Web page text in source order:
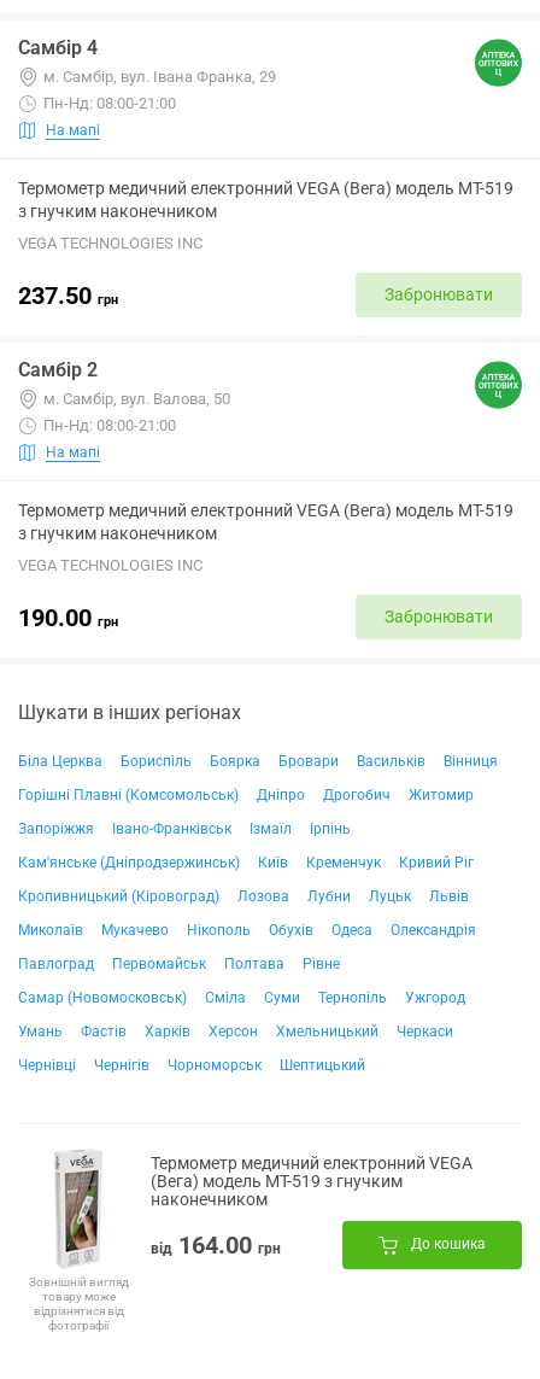
Самбір 4
м. Самбір, вул. Івана Франка, 29
Пн-Нд: 08:00-21:00
На мапі
Термометр медичний електронний VEGA (Вега) модель МТ-519
з гнучким наконечником
VEGA TECHNOLOGIES INC
237.50 грн Забронювати
Самбір 2
м. Самбір, вул. Валова, 50
Пн-Нд: 08:00-21:00
На мапі
Термометр медичний електронний VEGA (Вега) модель МТ-519
з гнучким наконечником
VEGA TECHNOLOGIES INC
190.00 грн Забронювати
Шукати в інших регіонах
Біла Церква Бориспіль Боярка Бровари Васильків
Вінниця
Горішні Плавні (Комсомольськ)
Дніпро Дрогобич
Житомир
Запоріжжя
Івано-Франківськ Ізмаїл
Ірпінь
Кам'янське (Дніпродзержинськ)
Київ Кременчук
Кривий Ріг
Кропивницький (Кіровоград)
Лозова Лубни Луцьк
Львів
Миколаїв
Мукачево Нікополь Обухів Одеса
Олександрія
Павлоград
Первомайськ Полтава
Рівне
Самар (Новомосковськ)
Сміла Суми Тернопіль
Ужгород
Умань
Фастів Харків Херсон Хмельницький
Черкаси
Чернівці
Чернігів Чорноморськ Шептицький
Зовнішній вигляд
товару може
відрізнятися від
фотографії
Термометр медичний електронний VEGA
(Вега) модель МТ-519 з гнучким
наконечником
від 164.00 грн До кошика